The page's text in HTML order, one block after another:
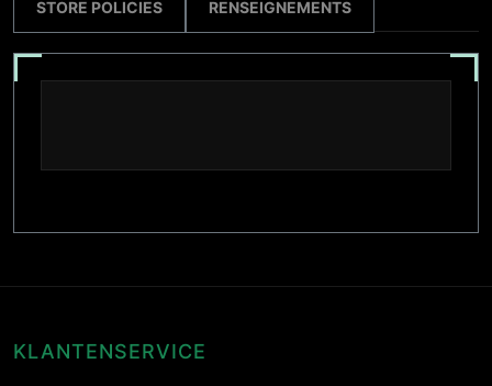
STORE POLICIES RENSEIGNEMENTS
KLANTENSERVICE